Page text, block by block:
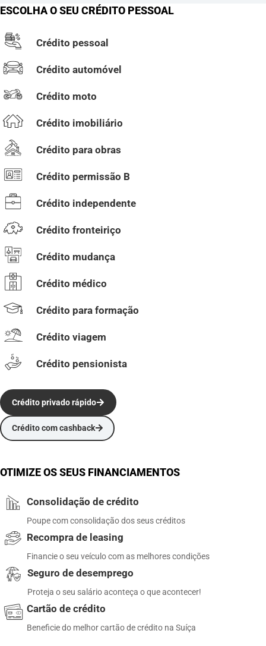
ESCOLHA O SEU CRÉDITO PESSOAL
Crédito pessoal
Crédito automóvel
Crédito moto
Crédito imobiliário
Crédito para obras
Crédito permissão B
Crédito independente
Crédito fronteiriço
Crédito mudança
Crédito médico
Crédito para formação
Crédito viagem
Crédito pensionista
Crédito com cashback
Crédito privado rápido
OTIMIZE OS SEUS FINANCIAMENTOS
Consolidação de crédito
Poupe com consolidação dos seus créditos
Recompra de leasing
Financie o seu veículo com as melhores condições
Seguro de desemprego
Proteja o seu salário aconteça o que acontecer!
Cartão de crédito
Beneficie do melhor cartão de crédito na Suíça